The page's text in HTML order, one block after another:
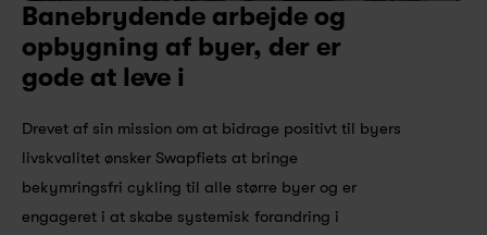
Banebrydende arbejde og
opbygning af byer, der er
gode at leve i
Drevet af sin mission om at bidrage positivt til byers
livskvalitet ønsker Swapfiets at bringe
bekymringsfri cykling til alle større byer og er
engageret i at skabe systemisk forandring i